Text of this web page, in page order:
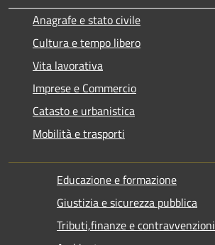
Anagrafe e stato civile
Cultura e tempo libero
Vita lavorativa
Imprese e Commercio
Catasto e urbanistica
Mobilità e trasporti
Educazione e formazione
Giustizia e sicurezza pubblica
Tributi,finanze e contravvenzioni